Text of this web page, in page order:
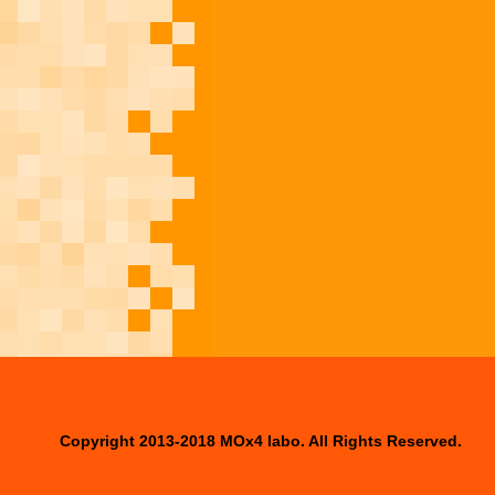
Copyright 2013-2018 MOx4 labo. All Rights Reserved.